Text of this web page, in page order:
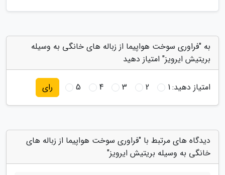
به "فراوری سوخت هواپیما از زباله های خانگی به وسیله
بریتیش ایرویز" امتیاز دهید
امتیاز دهید:1
2
3
4
5 رای
دیدگاه های مرتبط با "فراوری سوخت هواپیما از زباله های
خانگی به وسیله بریتیش ایرویز"